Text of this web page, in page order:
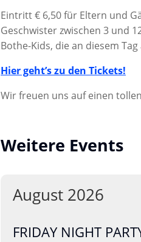
Eintritt € 6,50 für Eltern und
Geschwister zwischen 3 und
Bothe-Kids, die an diesem
Hier geht’s zu den Tickets!
Wir freuen uns auf einen
Weitere Events
August 2026
FRIDAY NIGHT